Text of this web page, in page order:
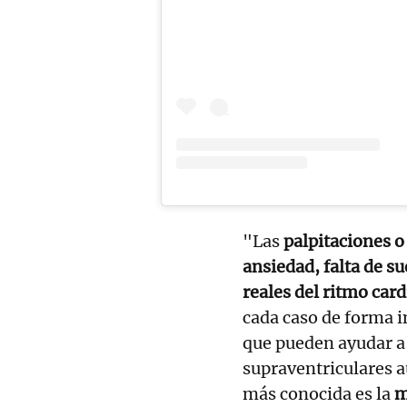
"Laspalpitaciones
ansiedad, falta de
reales del ritmo
cada caso de
que pueden ayudar
supraventriculares
más conocida es la